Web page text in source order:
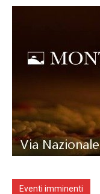
Eventi imminenti